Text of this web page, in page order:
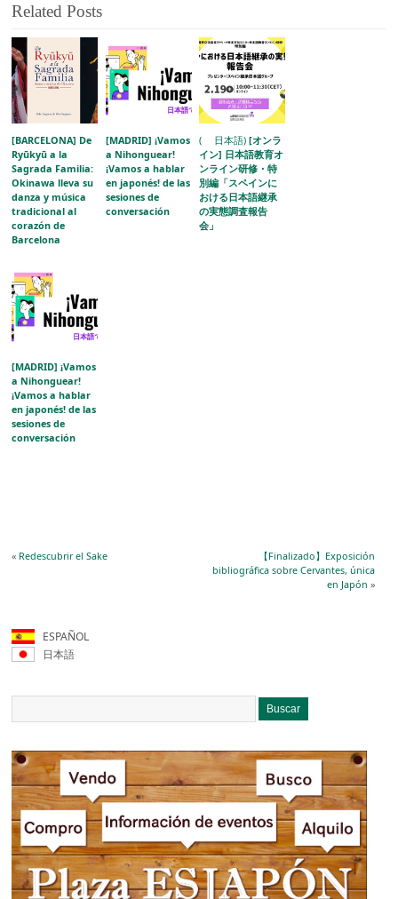
Related Posts
[BARCELONA] De
Ryūkyū a la
Sagrada Familia:
Okinawa lleva su
danza y música
tradicional al
corazón de
Barcelona
[MADRID] ¡Vamos
a Nihonguear!
¡Vamos a hablar
en japonés! de las
sesiones de
conversación
( 日本語)[オンラ
イン] 日本語教育オ
ンライン研修・特
別編「スペインに
おける日本語継承
の実態調査報告
会」
[MADRID] ¡Vamos
a Nihonguear!
¡Vamos a hablar
en japonés! de las
sesiones de
conversación
« Redescubrir el Sake
【Finalizado】Exposición
bibliográfica sobre Cervantes, única
en Japón »
ESPAÑOL
日本語